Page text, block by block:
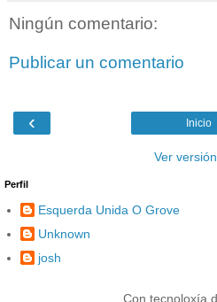
Ningún comentario:
Publicar un comentario
‹ Inicio
Ver
Perfil
Esquerda Unida O Grove
Unknown
josh
Con tecnoloxía